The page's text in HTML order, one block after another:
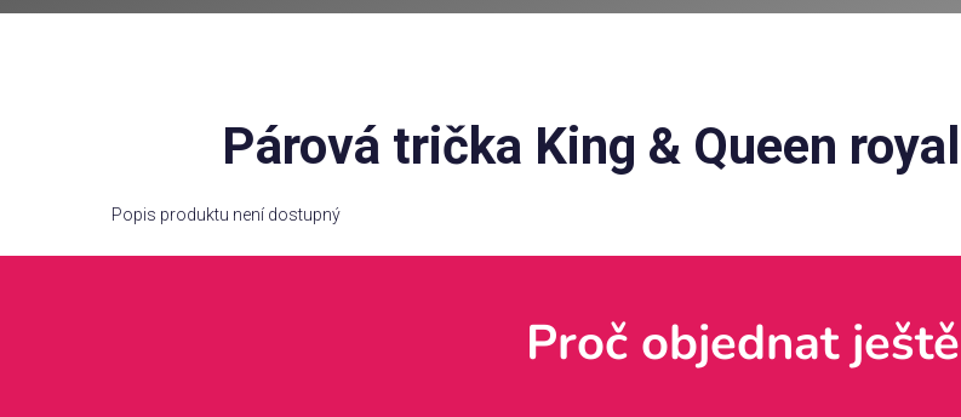
Párová trička King & Queen
Popis produktu není dostupný
Proč objednat